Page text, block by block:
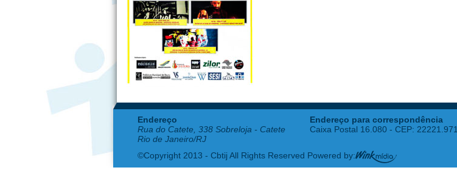
Endereço
Rua do Catete, 338 Sobreloja - Catete
Rio de Janeiro/RJ
Endereço para correspondência
Caixa Postal 16.080 - CEP: 22221.971
©Copyright 2013 - Cbtij All Rights Reserved Powered by: